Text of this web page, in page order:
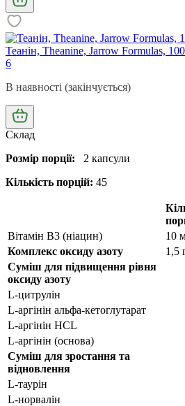
Теанін, Theanine, Jarrow Formulas,
6
В наявності (закінчується)
Склад
Розмір порції:
2 капсули
Кількість порцій: 45
Вітамін B3 (ніацин)
10
Комплекс оксиду азоту
1,5
Суміш для підвищення рівня
оксиду азоту
L-цитрулін
L-аргінін альфа-кетоглутарат
L-аргінін HCL
L-аргінін (основа)
Суміш для зростання та
відновлення
L-таурін
L-норвалін